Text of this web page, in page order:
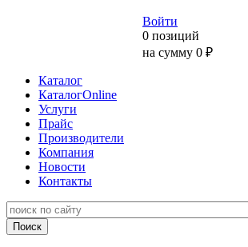
Войти
0 позиций
на сумму 0 ₽
Каталог
КаталогOnline
Услуги
Прайс
Производители
Компания
Новости
Контакты